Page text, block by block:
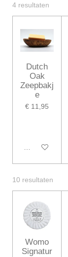
4 resultaten
Dutch
Oak
Zeepbakj
e
€ 11,95
In winkelwagen
10 resultaten
Womo
Signatur